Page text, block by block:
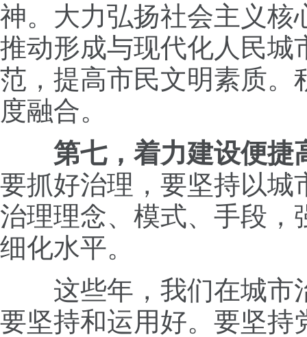
神。大力弘扬社会主义核
推动形成与现代化人民城
范，提高市民文明素质。
度融合。
第七，着力建设便捷
要抓好治理，要坚持以城
治理理念、模式、手段，
细化水平。
这些年，我们在城市治
要坚持和运用好。要坚持